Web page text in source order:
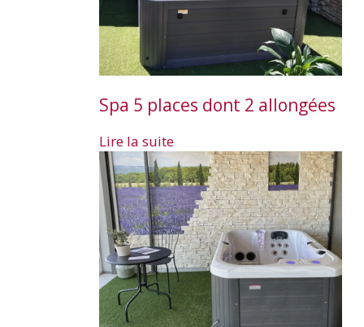
Spa 5 places dont 2 allongées
Lire la suite